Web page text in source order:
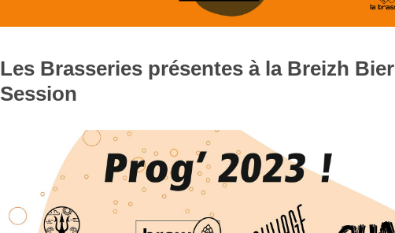
Les Brasseries présentes à la Breizh Bier
Session